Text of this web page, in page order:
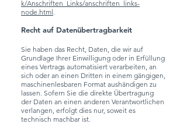
k/Anschriften_Links/anschriften_links-
node.html.
Recht auf Datenübertragbarkeit
Sie haben das Recht, Daten, die wir auf
Grundlage Ihrer Einwilligung oder in Erfüllung
eines Vertrags automatisiert verarbeiten, an
sich oder an einen Dritten in einem gängigen,
maschinenlesbaren Format aushändigen zu
lassen. Sofern Sie die direkte Übertragung
der Daten an einen anderen Verantwortlichen
verlangen, erfolgt dies nur, soweit es
technisch machbar ist.